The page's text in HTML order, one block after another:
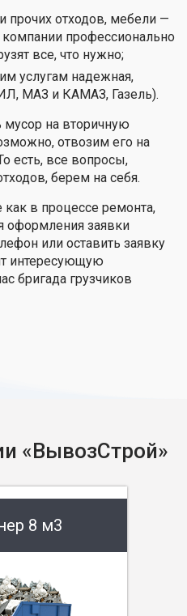
прочих отходов, мебели —
профессионально
все, что нужно;
услугам надежная,
МАЗ и КАМАЗ, Газель).
мусор на вторичную
отвозим его на
есть, все вопросы,
берем на себя.
как в процессе ремонта,
оформления заявки
или оставить заявку
интересующую
бригада грузчиков
«ВывозСтрой»
8 м3